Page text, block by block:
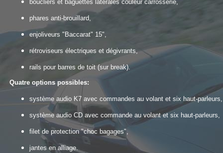
boucliers et baguettes latérales couleur carrosserie,
phares anti-brouillard,
enjoliveurs "Baccarat" 15",
rétroviseurs électriques et dégivrants,
rails pour barres de toit (sur break).
Quatre options possibles:
système audio K7 avec commandes au volant et six haut-parleurs,
système audio CD avec commande au volant et six haut-parleurs,
filet de protection "choc bagages",
jantes en alliage.